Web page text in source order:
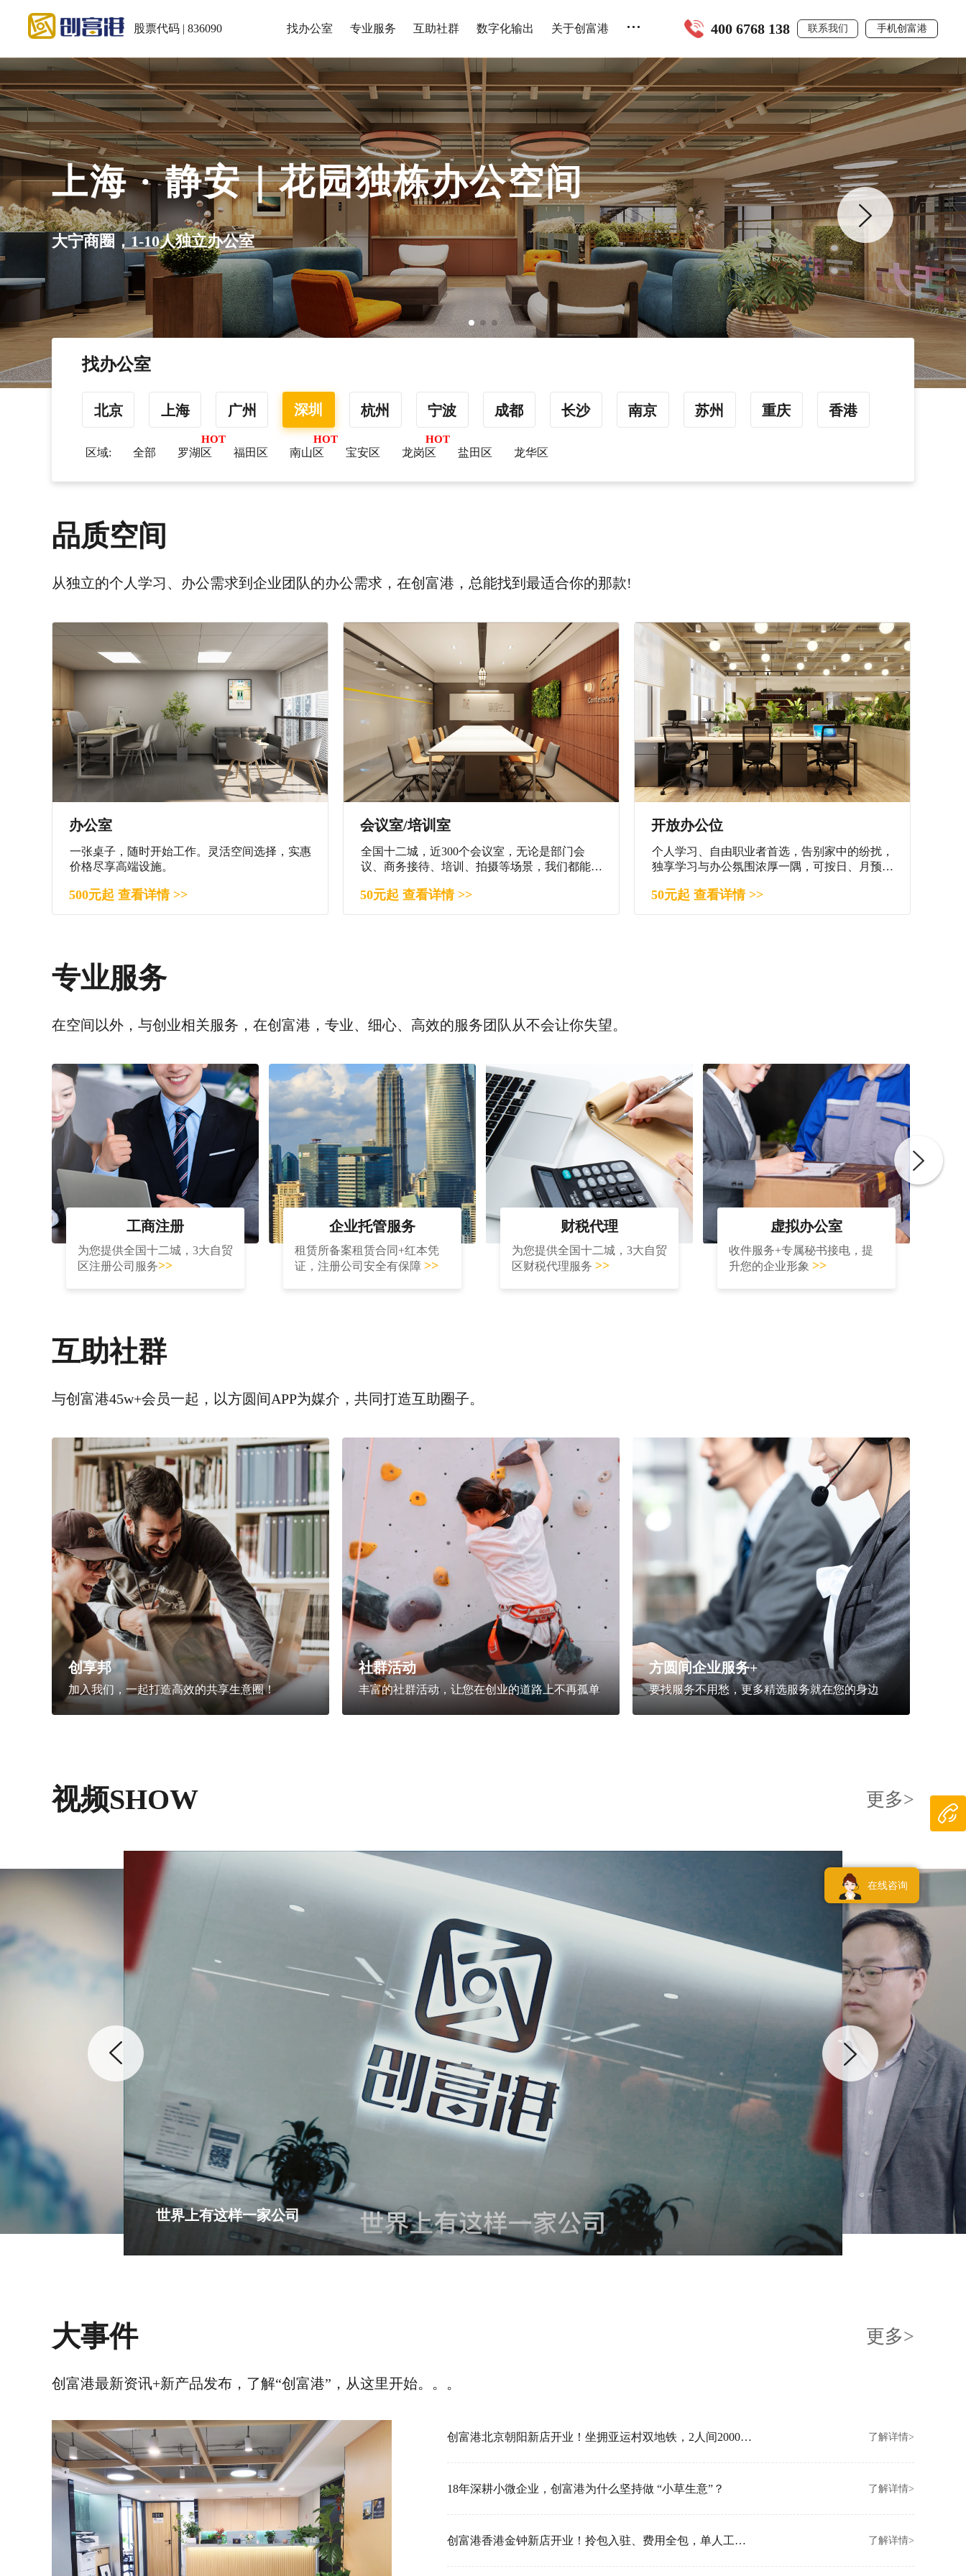
股票代码 | 836090 找办公室 专业服务 互助社群 数字化输出 关于创富港 ... 400 6768 138 联系我们 手机创富港
苏州，我们来了！
创富港共享办公，正式进驻苏州平江区5A级写字楼
找办公室
北京 上海 广州 深圳 杭州 宁波 成都 长沙 南京 苏州 重庆 香港
区域: 全部 罗湖区 福田区 南山区 宝安区 龙岗区 盐田区 龙华区
品质空间
从独立的个人学习、办公需求到企业团队的办公需求，在创富港，总能找到最适合你的那款!
办公室
一张桌子，随时开始工作。灵活空间选择，实惠
价格尽享高端设施。
500元起 查看详情 >>
会议室/培训室
全国十二城，近300个会议室，无论是部门会
议、商务接待、培训、拍摄等场景，我们都能满
50元起 查看详情 >>
开放办公位
个人学习、自由职业者首选，告别家中的纷扰，
独享学习与办公氛围浓厚一隅，可按日、月预
50元起 查看详情 >>
专业服务
在空间以外，与创业相关服务，在创富港，专业、细心、高效的服务团队从不会让你失望。
工商注册
为您提供全国十二城，3大自贸
区注册公司服务>>
企业托管服务
租赁所备案租赁合同+红本凭
证，注册公司安全有保障 >>
财税代理
为您提供全国十二城，3大自贸
区财税代理服务 >>
虚拟办公室
收件服务+专属秘书接电，提
升您的企业形象 >>
互助社群
与创富港45w+会员一起，以方圆间APP为媒介，共同打造互助圈子。
创享邦
加入我们，一起打造高效的共享生意圈！
社群活动
丰富的社群活动，让您在创业的道路上不再孤单
方圆间企业服务+
要找服务不用愁，更多精选服务就在您的身边
视频SHOW 更多>
世界上有这样一家公司
大事件 更多>
创富港最新资讯+新产品发布，了解“创富港”，从这里开始。。。
创富港北京朝阳新店开业！坐拥亚运村双地铁，2人间2000元/月起 了解详情>
18年深耕小微企业，创富港为什么坚持做 “小草生意”？ 了解详情>
创富港香港金钟新店开业！拎包入驻、费用全包，单人工位3000/月 了解详情>
在线咨询